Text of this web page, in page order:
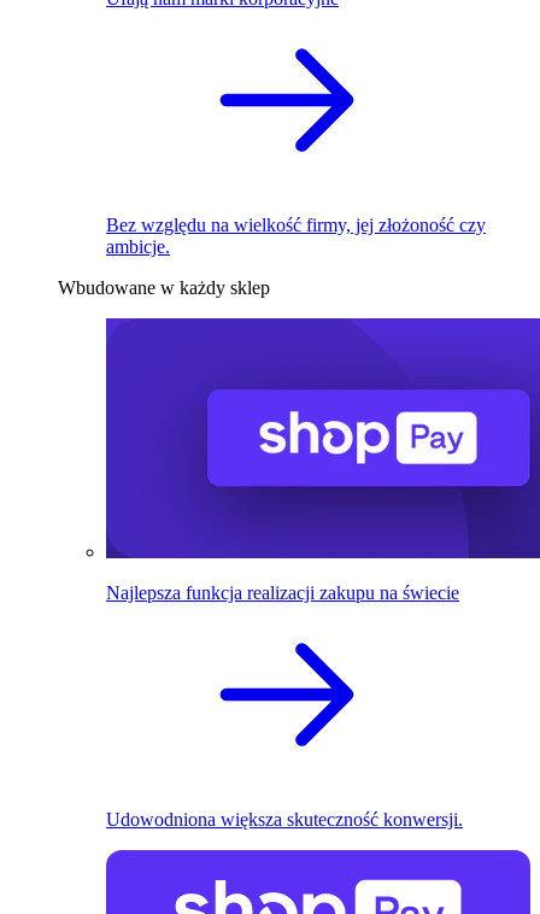
Bez względu na wielkość firmy, jej złożoność czy
ambicje.
Wbudowane w każdy sklep
Najlepsza funkcja realizacji zakupu na świecie
Udowodniona większa skuteczność konwersji.